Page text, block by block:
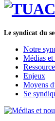
Le syndicat du
Notre
Médias
Enjeux
Moyens
Se